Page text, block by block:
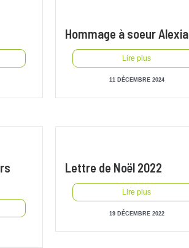
Hommage à soeur Alexia
Lire plus
11 DÉCEMBRE 2024
Lettre de Noël 2022
Lire plus
19 DÉCEMBRE 2022